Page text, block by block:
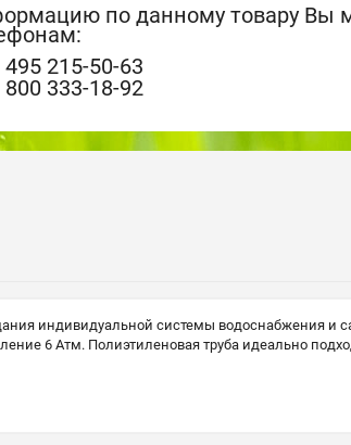
по данному товару Вы
495 215-50-63
800 333-18-92
индивидуальной системы водоснабжения и
6 Атм. Полиэтиленовая труба идеально